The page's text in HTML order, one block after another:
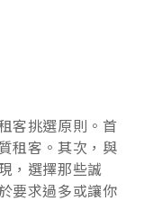
客挑選原則。首
租客。其次，與
，選擇那些誠
要求過多或讓你